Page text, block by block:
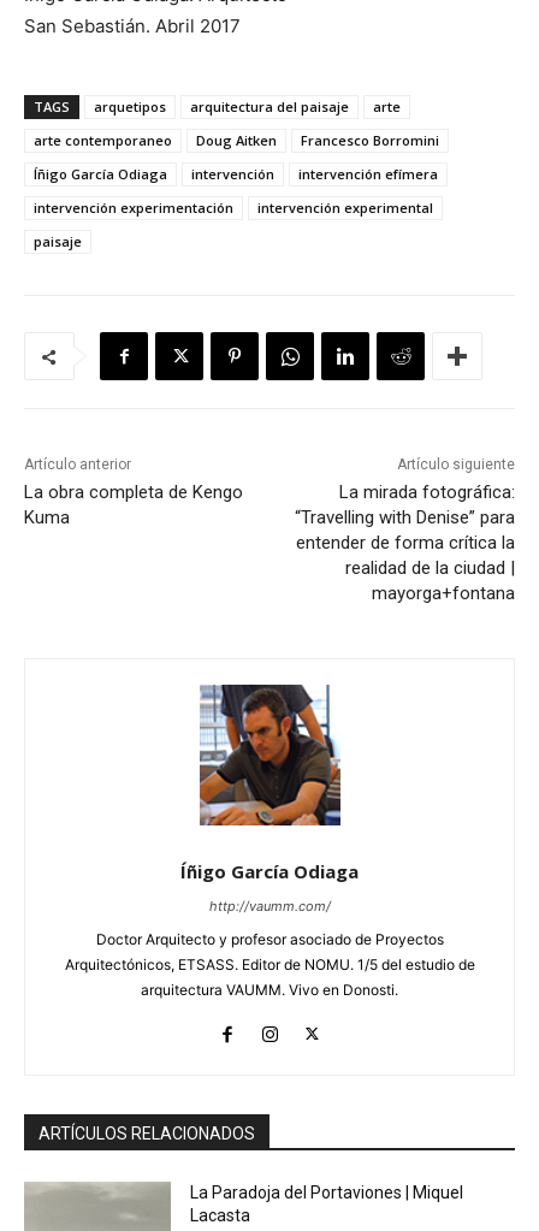
San Sebastián. Abril 2017
TAGS arquetipos arquitectura del paisaje
arte
arte contemporaneo
Doug Aitken
Francesco Borromini
Íñigo García Odiaga
intervención
intervención efímera
intervención experimentación
intervención experimental
paisaje
Artículo anterior
La obra completa de Kengo
Kuma
Artículo siguiente
La mirada fotográfica:
“Travelling with Denise” para
entender de forma crítica la
realidad de la ciudad |
mayorga+fontana
Íñigo García Odiaga
http://vaumm.com/
Doctor Arquitecto y profesor asociado de Proyectos
Arquitectónicos, ETSASS. Editor de NOMU. 1/5 del estudio de
arquitectura VAUMM. Vivo en Donosti.
ARTÍCULOS RELACIONADOS
La Paradoja del Portaviones | Miquel
Lacasta